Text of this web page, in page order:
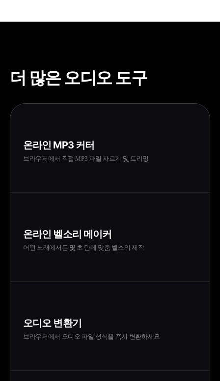
더 많은 오디오 도구
온라인 MP3 커터
브라우저에서 직접 MP3 파일 자르기 및 트리밍
온라인 벨소리 메이커
어떤 노래에서든 몇 초 만에 맞춤 벨소리 제작
오디오 변환기
브라우저에서 오디오 파일 형식을 즉시 변환하세요